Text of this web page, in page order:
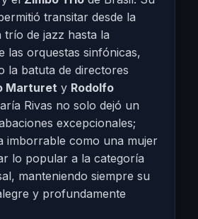
transitar desde la
trío de jazz hasta la
las orquestas sinfónicas,
la batuta de directores
Marturet y Rodolfo
Rivas no solo dejó un
excepcionales;
imborrable como una mujer
lo popular a la categoría
manteniendo siempre su
y profundamente